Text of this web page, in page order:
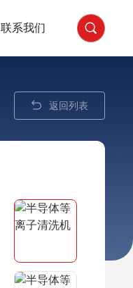
联系我们
返回列表